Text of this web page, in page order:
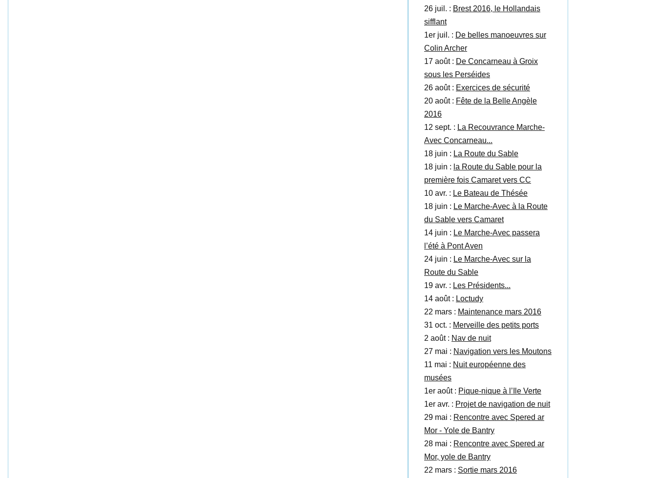
26 juil. : Brest 2016, le Hollandais
sifflant
1er juil. : De belles manoeuvres sur
Colin Archer
17 août : De Concarneau à Groix
sous les Perséides
26 août : Exercices de sécurité
20 août : Fête de la Belle Angèle
2016
12 sept. : La Recouvrance Marche-
Avec Concarneau...
18 juin : La Route du Sable
18 juin : la Route du Sable pour la
première fois Camaret vers CC
10 avr. : Le Bateau de Thésée
18 juin : Le Marche-Avec à la Route
du Sable vers Camaret
14 juin : Le Marche-Avec passera
l’été à Pont Aven
24 juin : Le Marche-Avec sur la
Route du Sable
19 avr. : Les Présidents...
14 août : Loctudy
22 mars : Maintenance mars 2016
31 oct. : Merveille des petits ports
2 août : Nav de nuit
27 mai : Navigation vers les Moutons
11 mai : Nuit européenne des
musées
1er août : Pique-nique à l’Ile Verte
1er avr. : Projet de navigation de nuit
29 mai : Rencontre avec Spered ar
Mor - Yole de Bantry
28 mai : Rencontre avec Spered ar
Mor, yole de Bantry
22 mars : Sortie mars 2016